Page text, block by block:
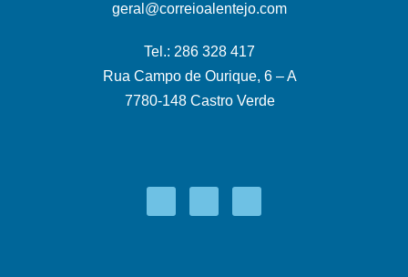
geral@correioalentejo.com
Tel.: 286 328 417
Rua Campo de Ourique, 6 – A
7780-148 Castro Verde